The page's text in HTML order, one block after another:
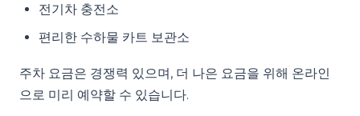
전기차 충전소
편리한 수하물 카트 보관소
주차 요금은 경쟁력 있으며, 더 나은 요금을 위해 온라인
으로 미리 예약할 수 있습니다.